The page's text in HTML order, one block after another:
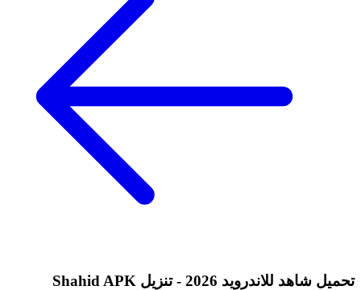
تحميل شاهد للاندرويد 2026 - تنزيل Shahid APK